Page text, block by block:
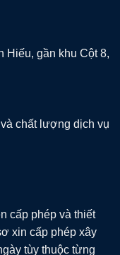
Hiếu, gần khu Cột 8,
chất lượng dịch vụ
cấp phép và thiết
xin cấp phép xây
tùy thuộc từng